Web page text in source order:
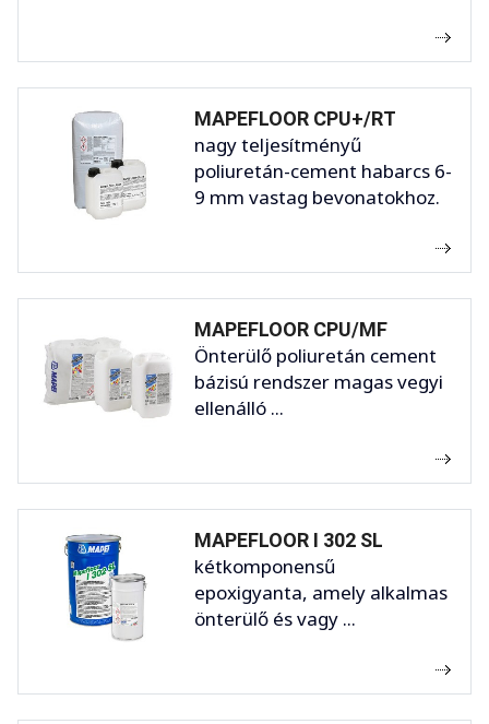
MAPEFLOOR CPU+/RT
nagy teljesítményű
poliuretán-cement habarcs 6-
9 mm vastag bevonatokhoz.
MAPEFLOOR CPU/MF
Önterülő poliuretán cement
bázisú rendszer magas vegyi
ellenálló ...
MAPEFLOOR I 302 SL
kétkomponensű
epoxigyanta, amely alkalmas
önterülő és vagy ...